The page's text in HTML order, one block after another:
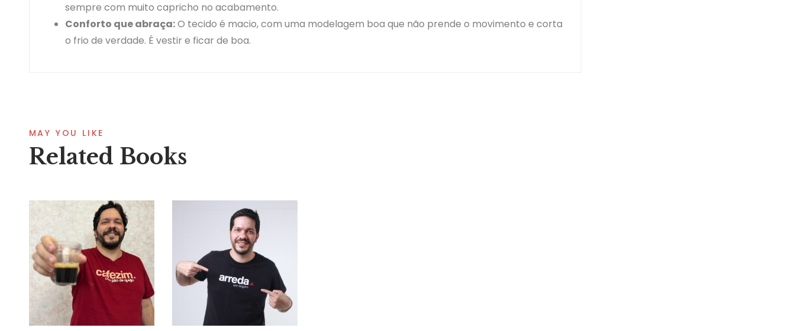
sempre com muito capricho no acabamento.
Conforto que abraça:O tecido é macio, com uma modelagem boa que não prende o movimento e corta
o frio de verdade. É vestir e ficar de boa.
MAY YOU LIKE
Related Books